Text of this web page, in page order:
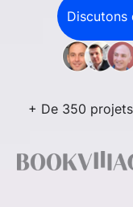
+ De 350